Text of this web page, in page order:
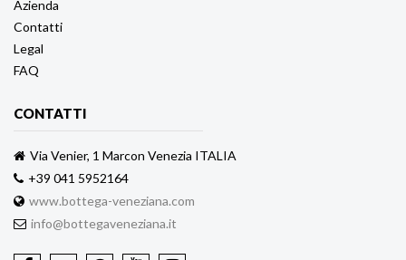
Azienda
Contatti
Legal
FAQ
CONTATTI
Via Venier, 1 Marcon Venezia ITALIA
+39 041 5952164
www.bottega-veneziana.com
info@bottegaveneziana.it